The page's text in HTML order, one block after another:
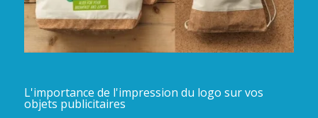
L'importance de l'impression du logo sur vos
objets publicitaires